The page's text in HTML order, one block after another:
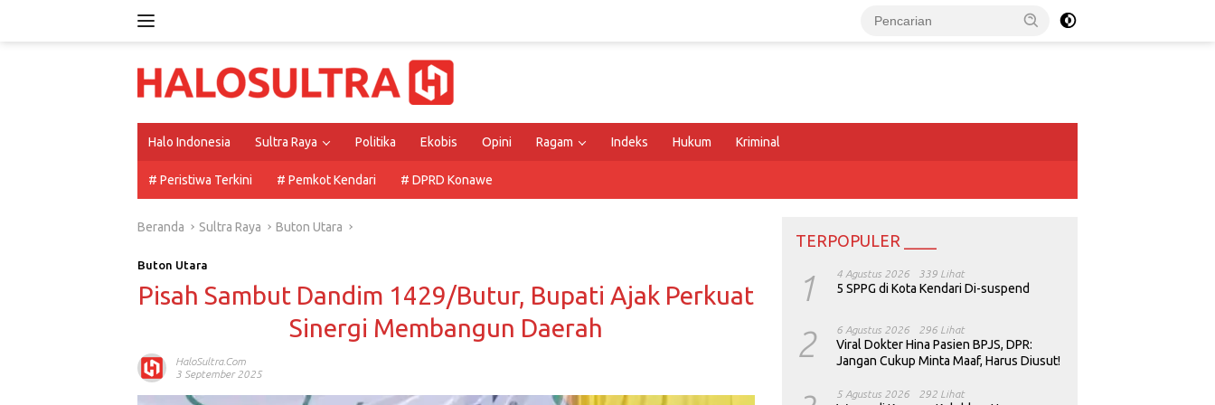
Halo Indonesia Sultra Raya Politika Ekobis Opini Ragam Indeks Hukum Kriminal
# Peristiwa Terkini # Pemkot Kendari # DPRD Konawe
Beranda Sultra Raya Buton Utara
Buton Utara
Pisah Sambut Dandim 1429/Butur, Bupati Ajak Perkuat
Sinergi Membangun Daerah
HaloSultra.com
3 September 2025
TERPOPULER ____
1 4 Agustus 2026 339 Lihat
5 SPPG di Kota Kendari Di-suspend
2 6 Agustus 2026 296 Lihat
Viral Dokter Hina Pasien BPJS, DPR:
Jangan Cukup Minta Maaf, Harus Diusut!
5 Agustus 2026 292 Lihat